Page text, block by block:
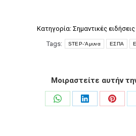
Κατηγορία: Σημαντικές ειδήσεις
Tags:
STEP-‘Αμυνα ΕΣΠΑ
Μοιραστείτε αυτήν
Share
Share
Share